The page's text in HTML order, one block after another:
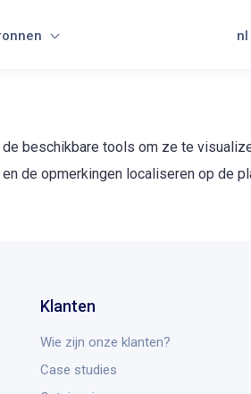
nl
beschikbare tools om ze te
de opmerkingen localiseren op de
Klanten
Wie zijn onze klanten?
Case studies